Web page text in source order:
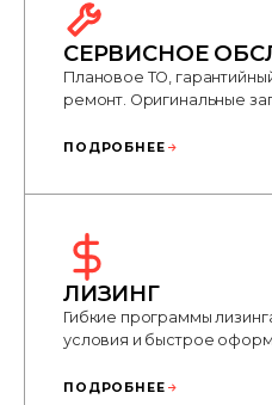
СЕРВИСНОЕ
Плановое ТО,
ремонт. Оригинальные
ПОДРОБНЕЕ
ЛИЗИНГ
Гибкие программы
условия и быстрое
ПОДРОБНЕЕ